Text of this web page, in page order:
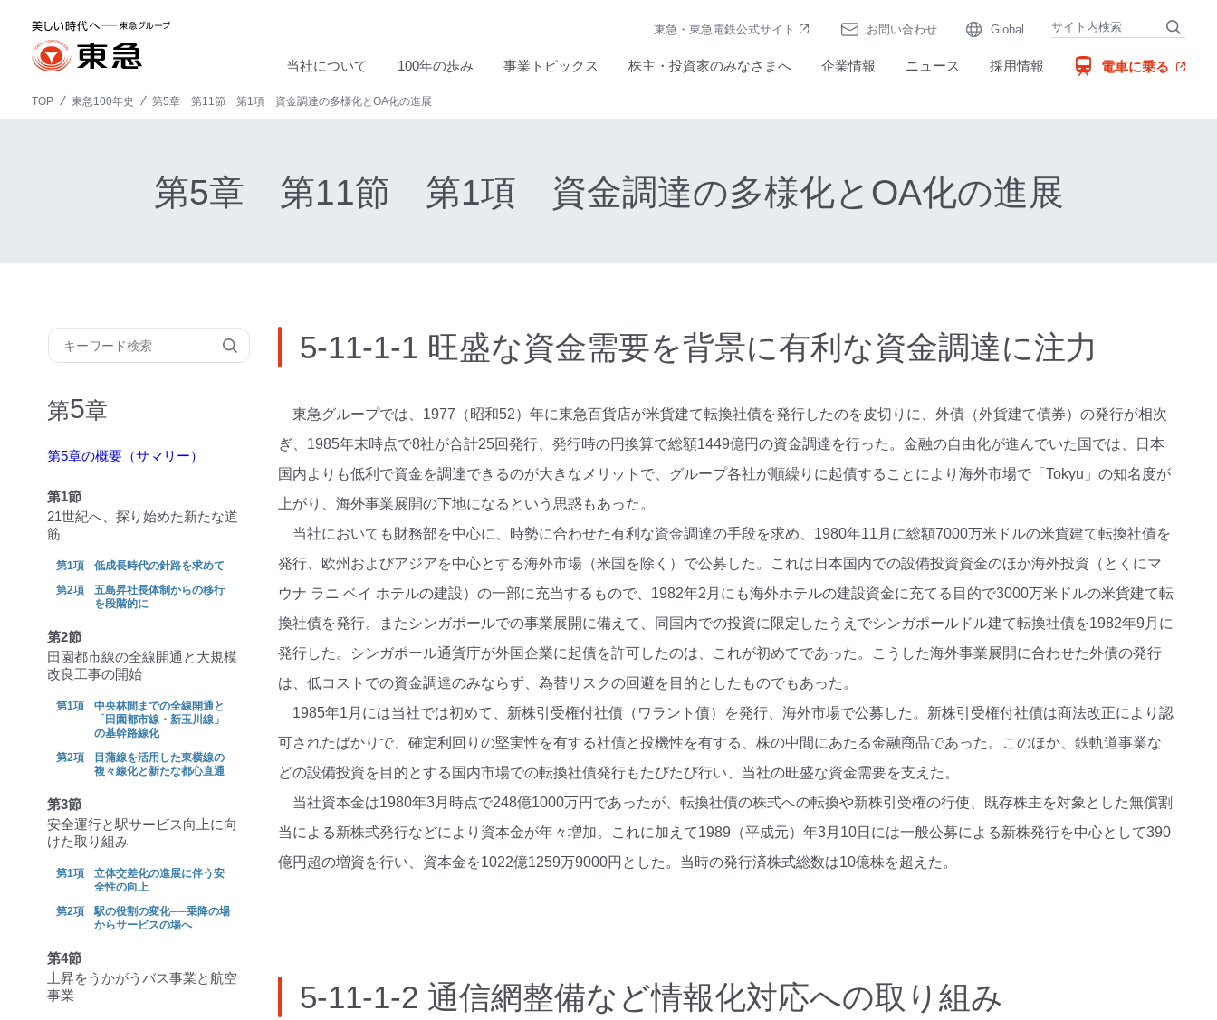
当社について 100年の歩み 事業トピックス 株主・投資家のみなさまへ 企業情報 ニュース 採用情報 電車に乗る
東急・東急電鉄公式サイト （別窓で開く）お問い合わせ Global
TOP 東急100年史 第5章 第11節 第1項 資金調達の多様化とOA化の進展
第5章 第11節 第1項 資金調達の多様化とOA化の進展
第5章
第5章の概要（サマリー）
第1節
21世紀へ、探り始めた新たな道
筋
低成長時代の針路を求めて
五島昇社長体制からの移行
を段階的に
第2節
田園都市線の全線開通と大規模
改良工事の開始
中央林間までの全線開通と
「田園都市線・新玉川線」
の基幹路線化
目蒲線を活用した東横線の
複々線化と新たな都心直通
第3節
安全運行と駅サービス向上に向
けた取り組み
立体交差化の進展に伴う安
全性の向上
駅の役割の変化──乗降の場
からサービスの場へ
第4節
上昇をうかがうバス事業と航空
事業
5-11-1-1 旺盛な資金需要を背景に有利な資金調達に注力
東急グループでは、1977（昭和52）年に東急百貨店が米貨建て転換社債を発行したのを皮切りに、外債（外貨建て債券）の発行が相次
ぎ、1985年末時点で8社が合計25回発行、発行時の円換算で総額1449億円の資金調達を行った。金融の自由化が進んでいた国では、日本
国内よりも低利で資金を調達できるのが大きなメリットで、グループ各社が順繰りに起債することにより海外市場で「Tokyu」の知名度が
上がり、海外事業展開の下地になるという思惑もあった。
当社においても財務部を中心に、時勢に合わせた有利な資金調達の手段を求め、1980年11月に総額7000万米ドルの米貨建て転換社債を
発行、欧州およびアジアを中心とする海外市場（米国を除く）で公募した。これは日本国内での設備投資資金のほか海外投資（とくにマ
ウナ ラニ ベイ ホテルの建設）の一部に充当するもので、1982年2月にも海外ホテルの建設資金に充てる目的で3000万米ドルの米貨建て転
換社債を発行。またシンガポールでの事業展開に備えて、同国内での投資に限定したうえでシンガポールドル建て転換社債を1982年9月に
発行した。シンガポール通貨庁が外国企業に起債を許可したのは、これが初めてであった。こうした海外事業展開に合わせた外債の発行
は、低コストでの資金調達のみならず、為替リスクの回避を目的としたものでもあった。
1985年1月には当社では初めて、新株引受権付社債（ワラント債）を発行、海外市場で公募した。新株引受権付社債は商法改正により認
可されたばかりで、確定利回りの堅実性を有する社債と投機性を有する、株の中間にあたる金融商品であった。このほか、鉄軌道事業な
どの設備投資を目的とする国内市場での転換社債発行もたびたび行い、当社の旺盛な資金需要を支えた。
当社資本金は1980年3月時点で248億1000万円であったが、転換社債の株式への転換や新株引受権の行使、既存株主を対象とした無償割
当による新株式発行などにより資本金が年々増加。これに加えて1989（平成元）年3月10日には一般公募による新株発行を中心として390
億円超の増資を行い、資本金を1022億1259万9000円とした。当時の発行済株式総数は10億株を超えた。
5-11-1-2 通信網整備など情報化対応への取り組み